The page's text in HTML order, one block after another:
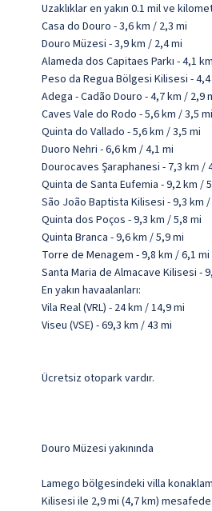
Uzaklıklar en yakın 0.1 mil ve
Casa do Douro - 3,6 km / 2,3 mi
Douro Müzesi - 3,9 km / 2,4 mi
Alameda dos Capitaes Parkı - 4,1
Peso da Regua Bölgesi Kilisesi -
Adega - Cadão Douro - 4,7 km / 2,9
Caves Vale do Rodo - 5,6 km / 3,5 mi
Quinta do Vallado - 5,6 km / 3,5 mi
Duoro Nehri - 6,6 km / 4,1 mi
Dourocaves Şaraphanesi - 7,3 km /
Quinta de Santa Eufemia - 9,2 km /
São João Baptista Kilisesi - 9,3 km /
Quinta dos Poços - 9,3 km / 5,8 mi
Quinta Branca - 9,6 km / 5,9 mi
Torre de Menagem - 9,8 km / 6,1 mi
Santa Maria de Almacave Kilisesi -
En yakın havaalanları:
Vila Real (VRL) - 24 km / 14,9 mi
Viseu (VSE) - 69,3 km / 43 mi
Ücretsiz otopark vardır.
Douro Müzesi yakınında
Lamego bölgesindeki villa
Kilisesi ile 2,9 mi (4,7 km) mesafede.